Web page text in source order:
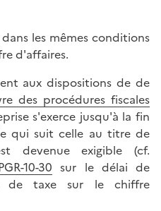
les mêmes conditions
d'affaires.
aux dispositions de de
des procédures fiscales
s'exerce jusqu'à la fin
qui suit celle au titre de
devenue exigible (cf.
10-30 sur le délai de
de taxe sur le chiffre